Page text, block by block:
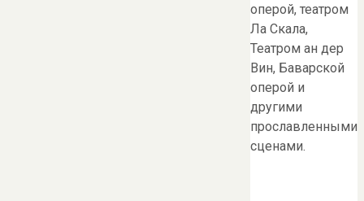
оперой, театром
Ла Скала,
Театром ан дер
Вин, Баварской
оперой и
другими
прославленными
сценами.